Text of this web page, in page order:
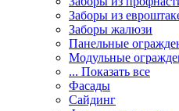
Заборы из
Заборы жалюзи
Панельные
Модульные
... Показать все
Фасады
Сайдинг